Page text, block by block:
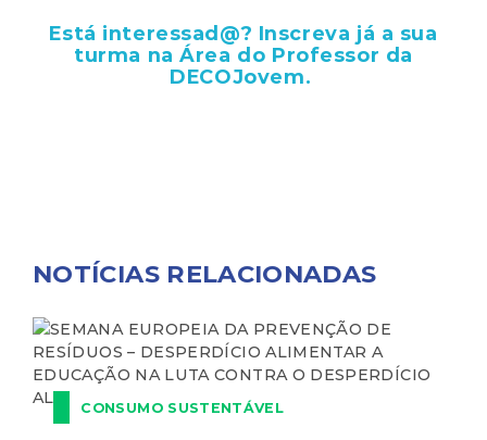
Está interessad@? Inscreva já a sua
turma naÁrea do Professor da
DECOJovem.
NOTÍCIAS RELACIONADAS
CONSUMO SUSTENTÁVEL